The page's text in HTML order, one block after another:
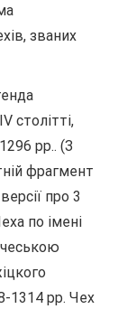
званих
столітті,
рр.. (З
фрагмент
про 3
по імені
чеською
1314 рр. Чех